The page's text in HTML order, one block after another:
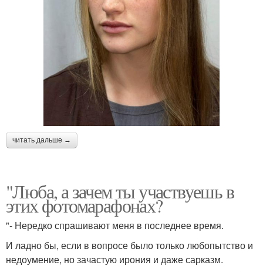
читать дальше →
"Люба, а зачем ты участвуешь в
этих фотомарафонах?
"- Нередко спрашивают меня в последнее время.
И ладно бы, если в вопросе было только любопытство и
недоумение, но зачастую ирония и даже сарказм.